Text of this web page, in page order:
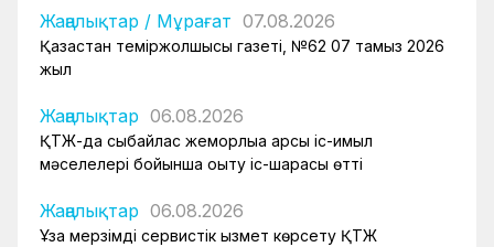
Жаңалықтар / Мұрағат 07.08.2026
Қазақстан теміржолшысы газеті, №62 07 тамыз 2026
жыл
Жаңалықтар 06.08.2026
ҚТЖ-да сыбайлас жемқорлыққа қарсы іс-қимыл
мәселелері бойынша оқыту іс-шарасы өтті
Жаңалықтар 06.08.2026
Ұзақ мерзімді сервистік қызмет көрсету ҚТЖ